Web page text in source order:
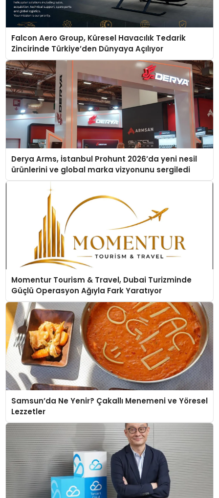
Falcon Aero Group, Küresel Havacılık Tedarik
Zincirinde Türkiye’den Dünyaya Açılıyor
Derya Arms, İstanbul Prohunt 2026’da yeni nesil
ürünlerini ve global marka vizyonunu sergiledi
Momentur Tourism & Travel, Dubai Turizminde
Güçlü Operasyon Ağıyla Fark Yaratıyor
Samsun’da Ne Yenir? Çakallı Menemeni ve Yöresel
Lezzetler